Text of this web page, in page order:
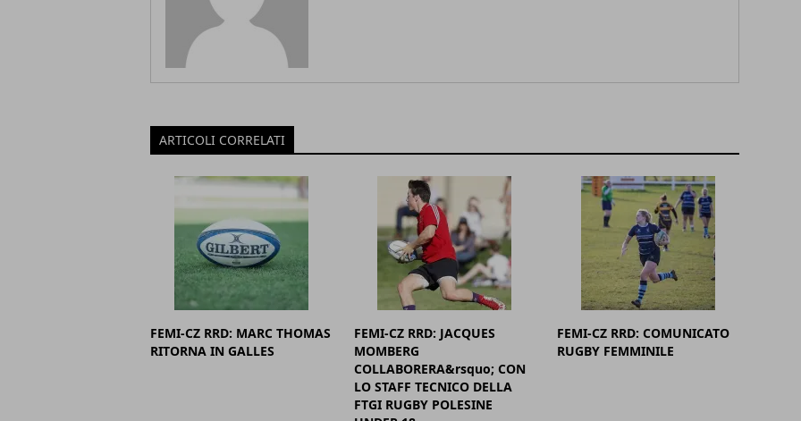
ARTICOLI CORRELATI
FEMI-CZ RRD: MARC THOMAS
RITORNA IN GALLES
FEMI-CZ RRD: JACQUES
MOMBERG
COLLABORERA&rsquo; CON
LO STAFF TECNICO DELLA
FTGI RUGBY POLESINE
FEMI-CZ RRD: COMUNICATO
RUGBY FEMMINILE